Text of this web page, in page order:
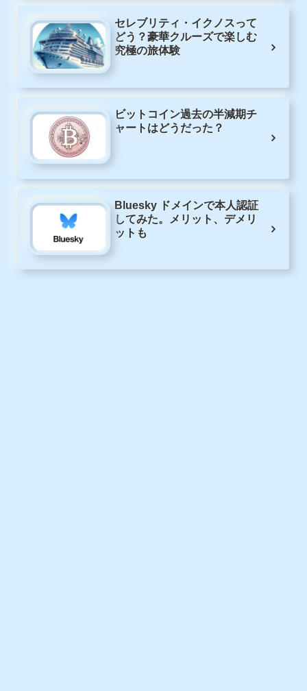
セレブリティ・イクノスって
どう？豪華クルーズで楽しむ
究極の旅体験
ビットコイン過去の半減期チ
ャートはどうだった？
Bluesky ドメインで本人認証
してみた。メリット、デメリ
ットも